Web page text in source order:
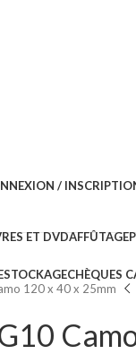
/
ET DVDAFFÛTAGE
CHÈQUES
120 x 40 x 25mm